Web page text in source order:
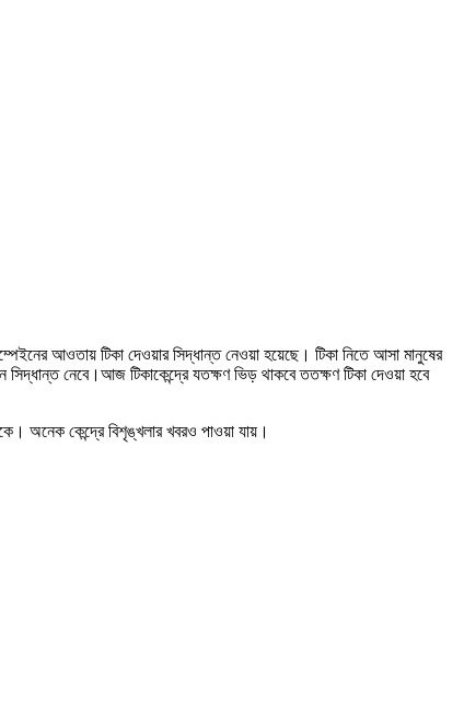
আওতায় টিকা দেওয়ার সিদ্ধান্ত নেওয়া হয়েছে। টিকা নিতে আসা মানুষের
সিদ্ধান্ত নেবে।আজ টিকাকেন্দ্রে যতক্ষণ ভিড় থাকবে ততক্ষণ টিকা দেওয়া হবে
অনেক কেন্দ্রে বিশৃঙ্খলার খবরও পাওয়া যায়।